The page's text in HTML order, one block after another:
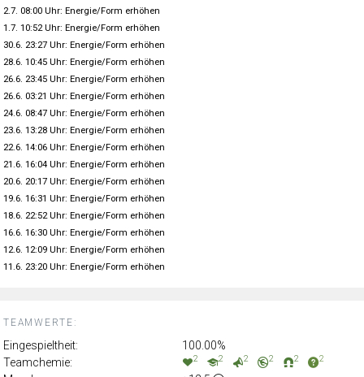
TEAMWERTE:
Eingespieltheit:
100.00%
Teamchemie:
2 2 2 2 2 2
2.7. 08:00 Uhr: Energie/Form erhöhen
1.7. 10:52 Uhr: Energie/Form erhöhen
30.6. 23:27 Uhr: Energie/Form erhöhen
28.6. 10:45 Uhr: Energie/Form erhöhen
26.6. 23:45 Uhr: Energie/Form erhöhen
26.6. 03:21 Uhr: Energie/Form erhöhen
24.6. 08:47 Uhr: Energie/Form erhöhen
23.6. 13:28 Uhr: Energie/Form erhöhen
22.6. 14:06 Uhr: Energie/Form erhöhen
21.6. 16:04 Uhr: Energie/Form erhöhen
20.6. 20:17 Uhr: Energie/Form erhöhen
19.6. 16:31 Uhr: Energie/Form erhöhen
18.6. 22:52 Uhr: Energie/Form erhöhen
16.6. 16:30 Uhr: Energie/Form erhöhen
12.6. 12:09 Uhr: Energie/Form erhöhen
11.6. 23:20 Uhr: Energie/Form erhöhen